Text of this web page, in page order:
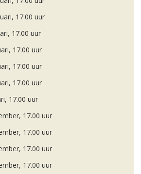
17.00 uur
17.00 uur
17.00 uur
17.00 uur
17.00 uur
17.00 uur
17.00 uur
17.00 uur
17.00 uur
17.00 uur